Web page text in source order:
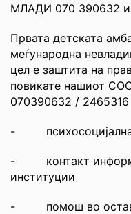
МЛАДИ 070 390632
Првата детската
меѓународна
цел е заштита на
повикате нашиот
070390632 /
-
- контакт
институции
- помош во